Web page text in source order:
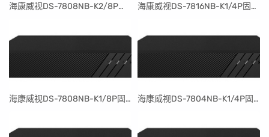
​海康威视DS-7808NB-K2/8P固件升级包V4.30.097build240401 ​海康威视DS-7816NB-K1/4P固件升级包V4.30.097build240401
​海康威视DS-7808NB-K1/8P固件升级包V4.30.097build240401 ​海康威视DS-7804NB-K1/4P固件升级包V4.30.097build240401